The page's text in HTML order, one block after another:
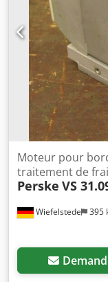
Wiefelstede 395
Moteur pour
traitement de
Perske VS